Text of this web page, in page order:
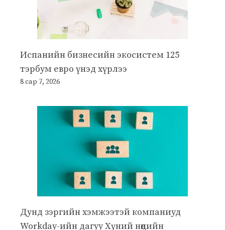
Испанийн бизнесийн экосистем 125
тэрбум евро үнэд хүрлээ
8 сар 7, 2026
Дунд зэргийн хэмжээтэй компаниуд
Workday-ийн дагуу Хүний нөөцийн